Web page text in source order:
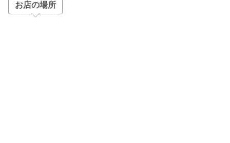
お店の場所